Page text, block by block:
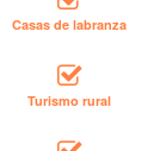
Casas de labranza
Turismo rural